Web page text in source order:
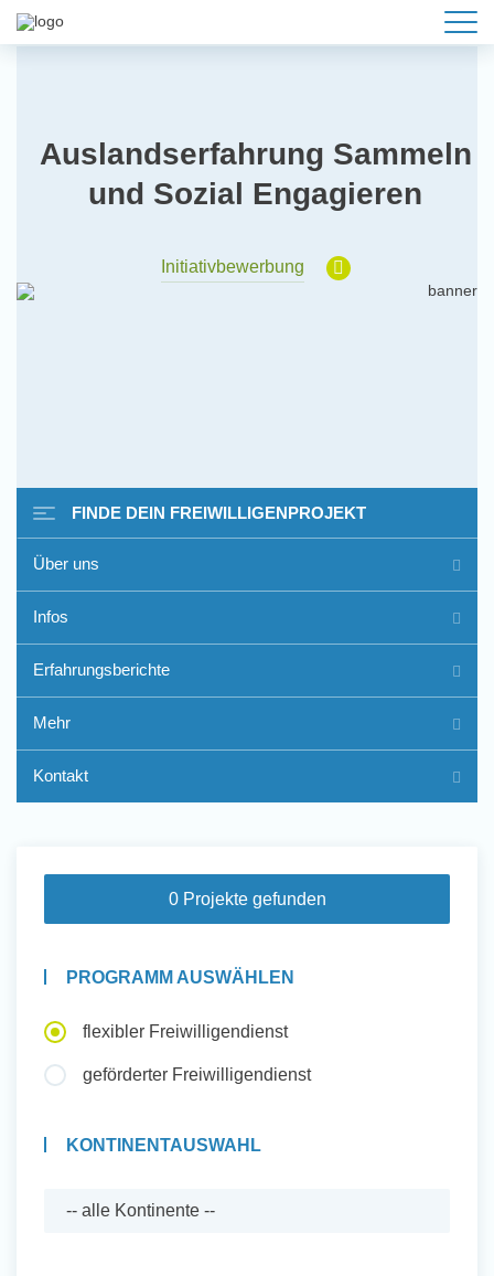
Auslandserfahrung Sammeln
und Sozial Engagieren
Initiativbewerbung
Freiwilligenarbeit im Ausland
- Erfahrungsberichte
Auslandserfahrung Sammeln
und Sozial Engagieren
Initiativbewerbung
FINDE DEIN FREIWILLIGENPROJEKT
Über uns
Infos
Erfahrungsberichte
Mehr
Kontakt
0 Projekte gefunden
PROGRAMM AUSWÄHLEN
flexibler Freiwilligendienst
geförderter Freiwilligendienst
KONTINENTAUSWAHL